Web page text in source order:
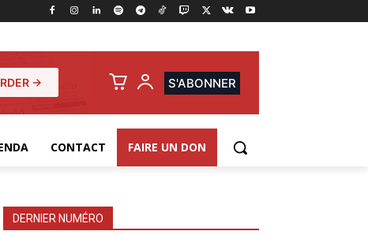
→ S'ABONNER
CONTACT FAIRE UN DON
DERNIER NUMÉRO